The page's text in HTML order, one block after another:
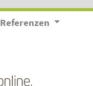
Referenzen